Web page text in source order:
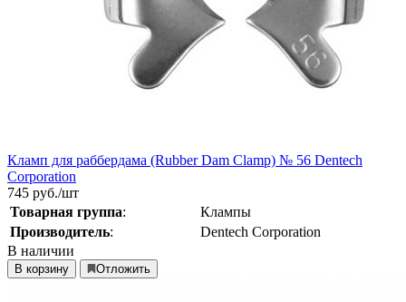
Кламп для раббердама (Rubber Dam Clamp) № 56 Dentech
Corporation
745 руб./шт
Товарная группа:
Клампы
Производитель:
Dentech Corporation
В наличии
В корзину Отложить